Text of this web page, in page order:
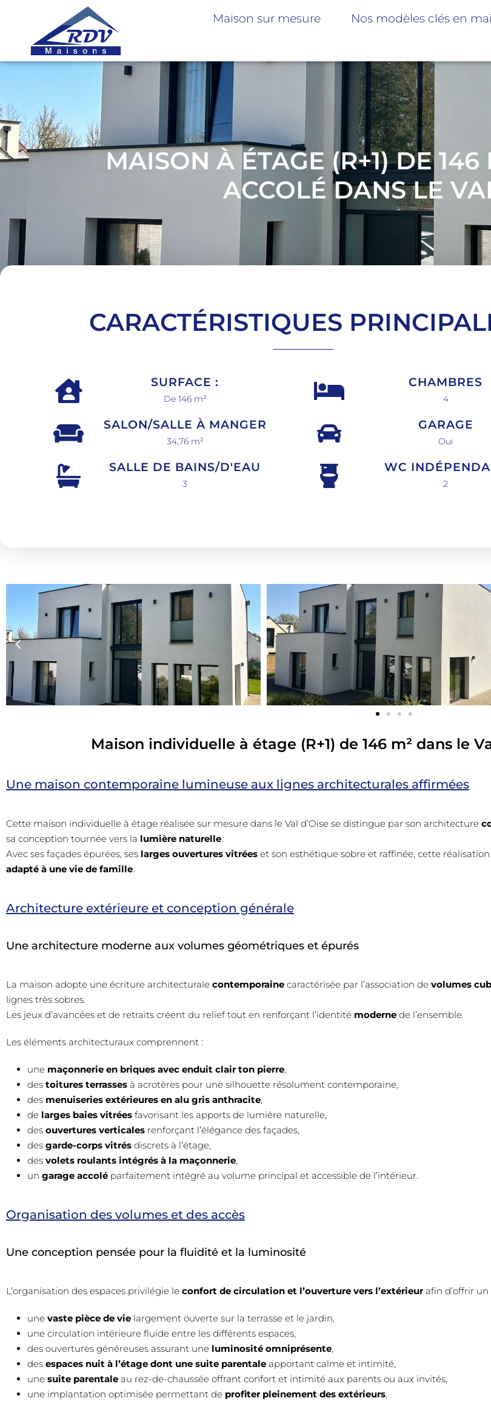
Maison sur mesure Nos modèles clés en
MAISON À ÉTAGE (R+1) DE 146
ACCOLÉ DANS LE
CARACTÉRISTIQUES
SURFACE :
De 146 m²
SALON/SALLE À MANGER
34,76 m²
SALLE DE BAINS/D'EAU
3
CHAMBRES
4
GARAGE
Oui
WC
2
Maison individuelle à étage (R+1) de 146 m² dans le
Une maison contemporaine lumineuse aux lignes architecturales affirmées
Cette maison individuelle à étage réalisée sur mesure dans le Val d’Oise se distingue par son architecture
sa conception tournée vers la lumière naturelle.
Avec ses façades épurées, ses larges ouvertures vitrées et son esthétique sobre et raffinée, cette
adapté à une vie de famille.
Architecture extérieure et conception générale
Une architecture moderne aux volumes géométriques et épurés
La maison adopte une écriture architecturale contemporaine caractérisée par l’association de volumes
lignes très sobres.
Les jeux d’avancées et de retraits créent du relief tout en renforçant l’identité moderne de l’ensemble.
Les éléments architecturaux comprennent :
une maçonnerie en briques avec enduit clair ton pierre,
des toitures terrasses à acrotères pour une silhouette résolument contemporaine,
des menuiseries extérieures en alu gris anthracite,
de larges baies vitrées favorisant les apports de lumière naturelle,
des ouvertures verticales renforçant l’élégance des façades,
des garde-corps vitrés discrets à l’étage,
des volets roulants intégrés à la maçonnerie,
un garage accolé parfaitement intégré au volume principal et accessible de l’intérieur.
Organisation des volumes et des accès
Une conception pensée pour la fluidité et la luminosité
L’organisation des espaces privilégie le confort de circulation et l’ouverture vers l’extérieurafin d’offrir un
une vaste pièce de vie largement ouverte sur la terrasse et le jardin,
une circulation intérieure fluide entre les différents espaces,
des ouvertures généreuses assurant une luminosité omniprésente,
des espaces nuit à l’étage dont une suite parentale apportant calme et intimité,
une suite parentale au rez-de-chaussée offrant confort et intimité aux parents ou aux invités,
une implantation optimisée permettant de profiter pleinement des extérieurs,